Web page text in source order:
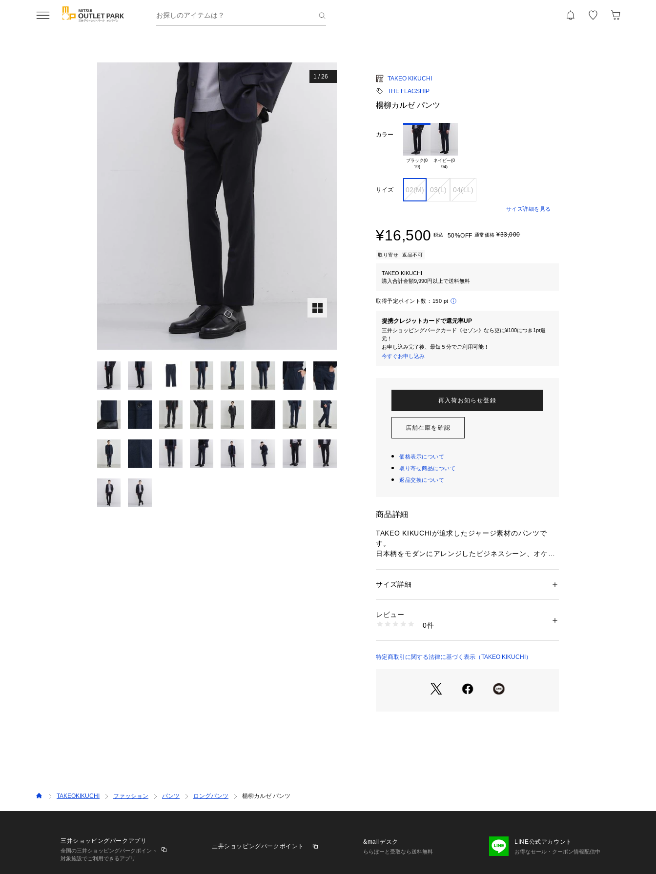
お探しのアイテムは？
1 /26
TAKEO KIKUCHI
THE FLAGSHIP
楊柳カルゼ パンツ
カラー
ブラック(0
19)
ネイビー(0
94)
サイズ 02(M) 03(L) 04(LL)
サイズ詳細を見る
¥16,500 税込 50%OFF 通常価格 ¥33,000
取り寄せ 返品不可
TAKEO KIKUCHI
購入合計金額9,990円以上で送料無料
取得予定ポイント数： 150 pt
提携クレジットカードで還元率UP
三井ショッピングパークカード《セゾン》なら更に¥100につき1pt還
元！
お申し込み完了後、最短５分でご利用可能！
今すぐお申し込み
再入荷お知らせ登録
店舗在庫を確認
価格表示について
取り寄せ商品について
返品交換について
商品詳細
TAKEO KIKUCHIが追求したジャージ素材のパンツで
す。
日本柄をモダンにアレンジしたビジネスシーン、オケー
す。
表現。
・ソフトなタッチの基布に拘り、着用時のストレスがあ
【仕様】
・ポケット数：横×2 後ろ×2
性別：メンズ
商品番号：
A36-74992 （ショップ）
サイズ詳細
レビュー
0件
特定商取引に関する法律に基づく表示（TAKEO KIKUCHI）
TAKEOKIKUCHI ファッション パンツ ロングパンツ 楊柳カルゼ パンツ
三井ショッピングパークアプリ
全国の三井ショッピングパークポイント
対象施設でご利用できるアプリ
三井ショッピングパークポイント
&mallデスク
ららぽーと受取なら送料無料
LINE公式アカウント
お得なセール・クーポン情報配信中